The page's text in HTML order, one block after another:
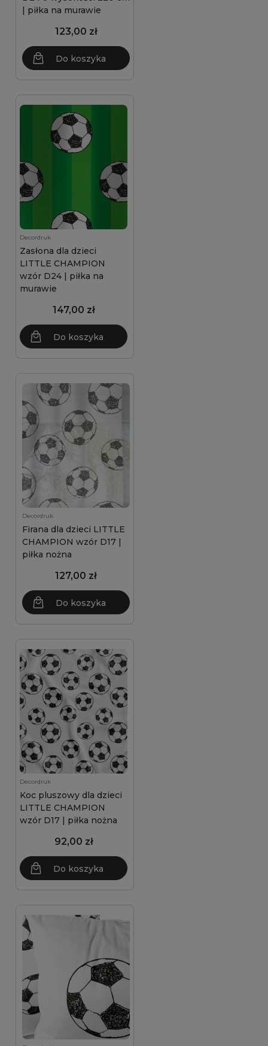
| piłka na murawie
123,00 zł
Do koszyka
Decordruk
Zasłona dla dzieci
LITTLE CHAMPION
wzór D24 | piłka na
murawie
147,00 zł
Do koszyka
Decordruk
Firana dla dzieci LITTLE
CHAMPION wzór D17 |
piłka nożna
127,00 zł
Do koszyka
Decordruk
Koc pluszowy dla dzieci
LITTLE CHAMPION
wzór D17 | piłka nożna
92,00 zł
Do koszyka